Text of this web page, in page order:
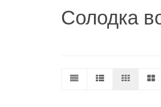
Солодка